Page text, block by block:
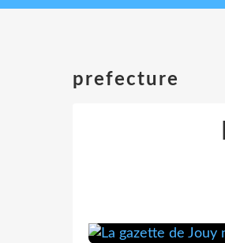
prefecture